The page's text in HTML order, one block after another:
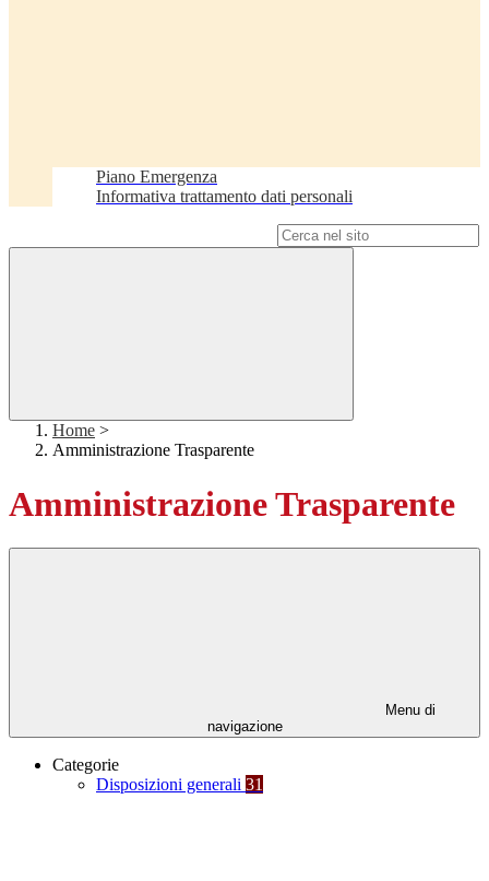
Piano Emergenza
Informativa trattamento dati personali
Home >
Amministrazione Trasparente
Amministrazione Trasparente
Menu di
navigazione
Categorie
Disposizioni generali 31